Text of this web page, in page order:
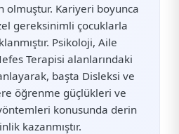
olmuştur. Kariyeri boyunca
gereksinimli çocuklarla
Psikoloji, Aile
Terapisi alanlarındaki
başta Disleksi ve
öğrenme güçlükleri ve
konusunda derin
kazanmıştır.